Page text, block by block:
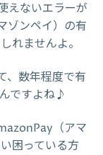
えないエラーが
ゾンペイ）の有
れませんよ。
、数年程度で有
ですよね♪
（アマ
困っている方